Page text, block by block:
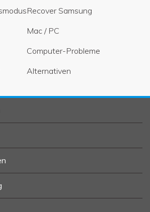
Recover Samsung
Mac / PC
Computer-Probleme
Alternativen